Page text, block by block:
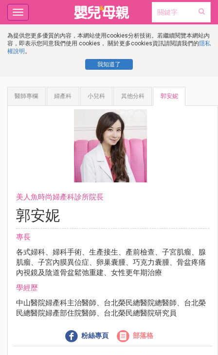
為提供您更多優質的內容，本網站使用cookies分析技術。若繼續閱覽本網站內
容，即表示您同意我們使用 cookies， 關於更多cookies資訊請閱讀我們的隱私
權說明 。
我知道了
Toggle
navigation
醫師專欄 婦產科 小兒科 其他分科 郭安妮
美人魚時尚婦產科診所院長
郭安妮
專長
各式婦科、婦科手術、生產接生、產前檢查、子宮肌瘤、腺
肌瘤、子宮內膜異位症、卵巢囊腫、巧克力囊腫、骨盆疼痛
內視鏡及陰道骨盆鬆弛重建、女性更年期治療
學經歷
中山醫院婦產科主治醫師、台北榮民總醫院總醫師、台北榮
民總醫院婦產部住院醫師、台北榮民總醫院研究員
粉絲專頁 部落格